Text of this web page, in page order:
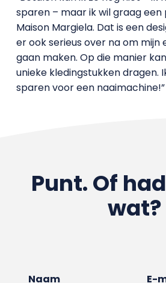
sparen – maar ik wil graag
Maison Margiela. Dat is een
er ook serieus over na om mijn
gaan maken. Op die manier
unieke kledingstukken dragen.
sparen voor een naaimachine!”
Punt. Of
wat?
Naam E-